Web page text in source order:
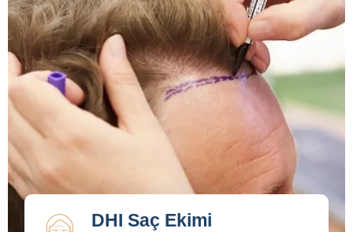
DHI Saç Ekimi